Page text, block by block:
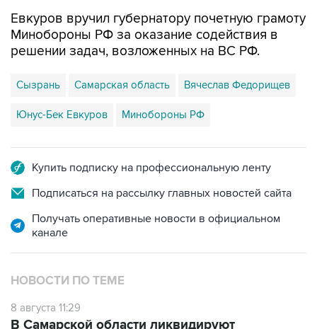
Евкуров вручил губернатору почетную грамоту
Минобороны РФ за оказание содействия в
решении задач, возложенных на ВС РФ.
Сызрань Самарская область Вячеслав Федорищев
Юнус-Бек Евкуров Минобороны РФ
Купить подписку на профессиональную ленту
Подписаться на рассылку главных новостей сайта
Получать оперативные новости в официальном
канале
НОВОСТИ ПО ТЕМЕ
8 августа 11:29
В Самарской области ликвидируют